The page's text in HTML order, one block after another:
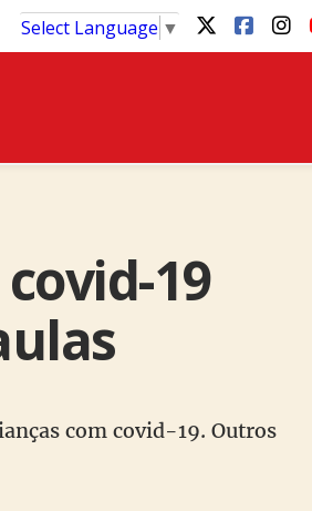
Select Language ▼
19
com covid-19. Outros